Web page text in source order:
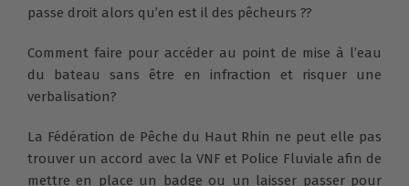
passe droit alors qu’en est il des pêcheurs ??
Comment faire pour accéder au point de mise à l’eau
du bateau sans être en infraction et risquer une
verbalisation?
La Fédération de Pêche du Haut Rhin ne peut elle pas
trouver un accord avec la VNF et Police Fluviale afin de
mettre en place un badge ou un laisser passer pour